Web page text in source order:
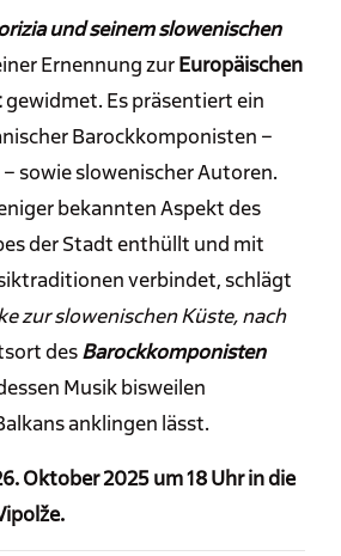
und seinem slowenischen
Ernennung zurEuropäischen
gewidmet. Es präsentiert ein
Barockkomponisten –
sowie slowenischer Autoren.
bekannten Aspekt des
der Stadt enthüllt und mit
verbindet, schlägt
zur slowenischen Küste, nach
desBarockkomponisten
Musik bisweilen
anklingen lässt.
Oktober 2025 um 18 Uhr in die